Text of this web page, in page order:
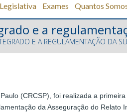
Exames Quantos
e a
E A REGULAMENTAÇÃO DA
(CRCSP), foi realizada a
da Asseguração do